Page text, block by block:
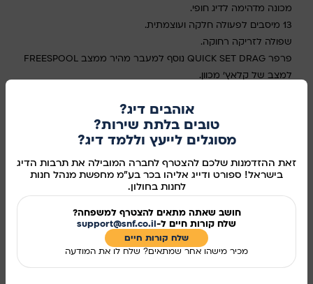
אוהבים דיג?
טובים בלתת שירות?
מסוגלים לייעץ וללמד דיג?
זאת ההזדמנות שלכם להצטרף לחברה המובילה את תרבות הדיג
בישראל! ספורט ודייג אליהו בכר בע"מ מחפשת מנהל חנות
לחנות בחולון.
חושב שאתה מתאים להצטרף למשפחה?
שלח קורות חיים ל-support@snf.co.il
שלח קורות חיים​
מכיר מישהו אחר שמתאים? שלח לו את המודעה
מכונה מדהימה לדיג חופי.
13 מיסבים לפעולה חלקה ועוצמתית.
שפולה לזריקה רחוקה.
פרפר QUICK SET DRAG נוסף למעבר מהיר ממצב FREESPOOL
למצב של קלאץ' מכוון.
מכונה מתקדמת חזקה ועמידה.
הדיג החופי עולה מדרגה.
הוספה לסל
קנו עכשיו
מידע נוסף